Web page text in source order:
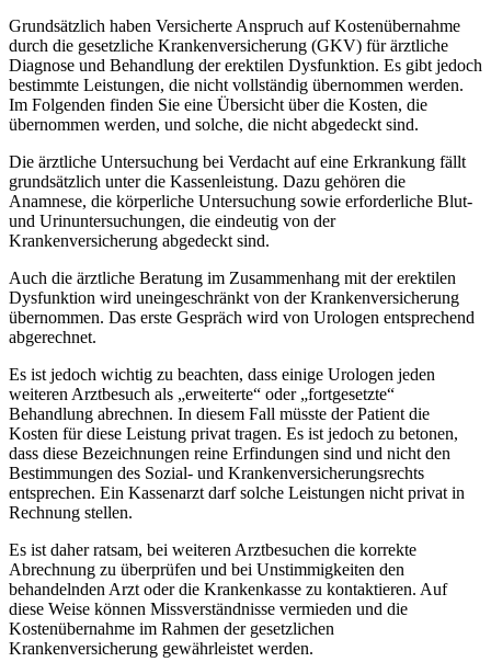
Grundsätzlich haben Versicherte Anspruch auf Kostenübernahme
durch die gesetzliche Krankenversicherung (GKV) für ärztliche
Diagnose und Behandlung der erektilen Dysfunktion. Es gibt jedoch
bestimmte Leistungen, die nicht vollständig übernommen werden.
Im Folgenden finden Sie eine Übersicht über die Kosten, die
übernommen werden, und solche, die nicht abgedeckt sind.
Die ärztliche Untersuchung bei Verdacht auf eine Erkrankung fällt
grundsätzlich unter die Kassenleistung. Dazu gehören die
Anamnese, die körperliche Untersuchung sowie erforderliche Blut-
und Urinuntersuchungen, die eindeutig von der
Krankenversicherung abgedeckt sind.
Auch die ärztliche Beratung im Zusammenhang mit der erektilen
Dysfunktion wird uneingeschränkt von der Krankenversicherung
übernommen. Das erste Gespräch wird von Urologen entsprechend
abgerechnet.
Es ist jedoch wichtig zu beachten, dass einige Urologen jeden
weiteren Arztbesuch als „erweiterte“ oder „fortgesetzte“
Behandlung abrechnen. In diesem Fall müsste der Patient die
Kosten für diese Leistung privat tragen. Es ist jedoch zu betonen,
dass diese Bezeichnungen reine Erfindungen sind und nicht den
Bestimmungen des Sozial- und Krankenversicherungsrechts
entsprechen. Ein Kassenarzt darf solche Leistungen nicht privat in
Rechnung stellen.
Es ist daher ratsam, bei weiteren Arztbesuchen die korrekte
Abrechnung zu überprüfen und bei Unstimmigkeiten den
behandelnden Arzt oder die Krankenkasse zu kontaktieren. Auf
diese Weise können Missverständnisse vermieden und die
Kostenübernahme im Rahmen der gesetzlichen
Krankenversicherung gewährleistet werden.